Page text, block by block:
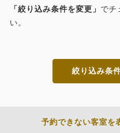
「絞り込み条件を変更」 でチ
い。
絞り込み条
予約できない客室を